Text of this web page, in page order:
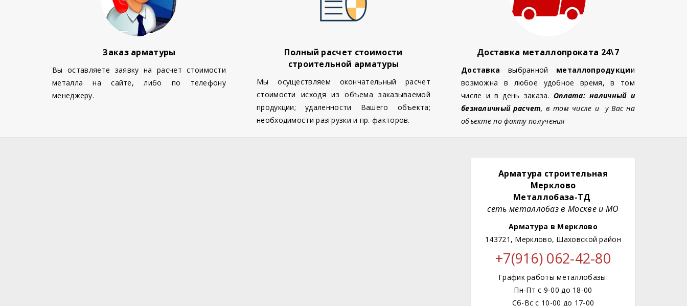
Заказ арматуры
Вы оставляете заявку на расчет стоимости
металла на сайте, либо по телефону
менеджеру.
Полный расчет стоимости
строительной арматуры
Мы осуществляем окончательный расчет
стоимости исходя из объема заказываемой
продукции; удаленности Вашего объекта;
необходимости разгрузки и пр. факторов.
Доставка металлопроката 24\7
Доставка выбранной металлопродукции
возможна в любое удобное время, в том
числе и в день заказа. Оплата: наличный и
безналичный расчет, в том числе и у Вас на
объекте по факту получения
Арматура строительная
Мерклово
Металлобаза-ТД
сеть металлобаз в Москве и МО
Арматура в Мерклово
143721, Мерклово, Шаховской район
+7(916) 062-42-80
График работы металлобазы:
Пн-Пт с 9-00 до 18-00
Сб-Вс с 10-00 до 17-00